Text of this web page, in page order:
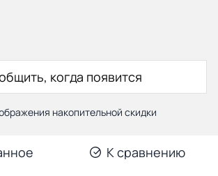
когда появится
накопительной скидки
К сравнению